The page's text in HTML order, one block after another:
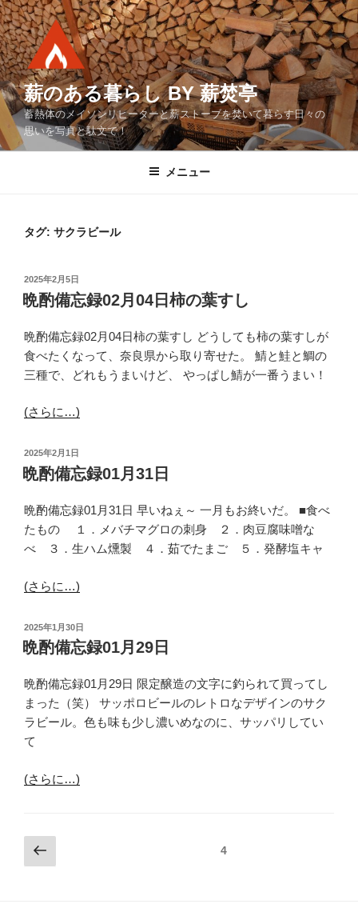
コ
ン
テ
ン
ツ
へ
キ
薪のある暮らし BY 薪焚亭
蓄熱体のメイソンリヒーターと薪ストーブを焚いて暮らす日々の
思いを写真と駄文で！
メニュー
タグ: サクラビール
投
稿
日:
2025年2月5日
晩酌備忘録02月04日柿の葉すし
晩酌備忘録02月04日柿の葉すし どうしても柿の葉すしが
食べたくなって、奈良県から取り寄せた。 鯖と鮭と鯛の
三種で、どれもうまいけど、 やっぱし鯖が一番うまい！
(さらに…)
投
稿
日:
2025年2月1日
晩酌備忘録01月31日
晩酌備忘録01月31日 早いねぇ～ 一月もお終いだ。 ■食べ
たもの １．メバチマグロの刺身 ２．肉豆腐味噌な
べ ３．生ハム燻製 ４．茹でたまご ５．発酵塩キャ
(さらに…)
投
稿
日:
2025年1月30日
晩酌備忘録01月29日
晩酌備忘録01月29日 限定醸造の文字に釣られて買ってし
まった（笑） サッポロビールのレトロなデザインのサク
ラビール。色も味も少し濃いめなのに、サッパリしてい
て
(さらに…)
投
稿
前
の
固定ページ4